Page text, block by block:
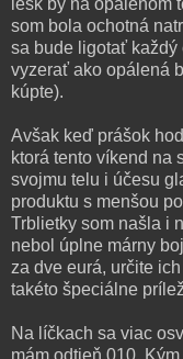
lesk by na opálenom
som bola ochotná
sa bude ligotať každý
vyzerať ako opálená
kúpte).
Avšak keď prášok
ktorá tento víkend na
svojmu telu i účesu
produktu s menšou
Trblietky som našla i
nebol úplne márny
za dve eurá, určite
takéto špeciálne
Na líčkach sa viac
mám odtieň 010.